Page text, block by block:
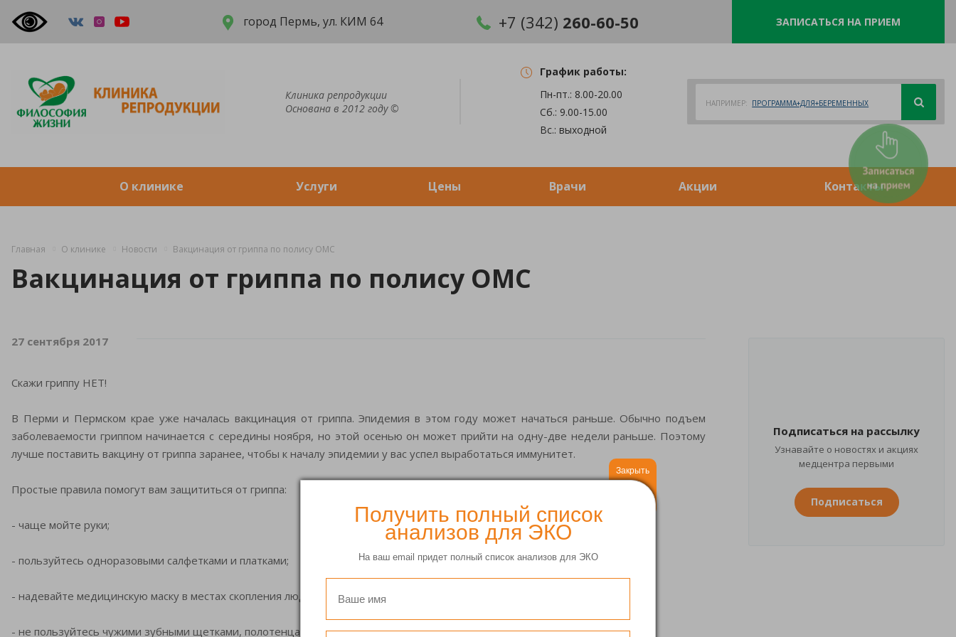
Получить полный список
анализов для ЭКО
На ваш email придет полный список анализов для ЭКО
Закрыть
город Пермь, ул. КИМ 64 +7 (342) 260-60-50 ЗАПИСАТЬСЯ НА ПРИЕМ
Клиника репродукции
Основана в 2012 году ©
График работы:
Пн-пт.: 8.00-20.00
Сб.: 9.00-15.00
Вс.: выходной
НАПРИМЕР: ПРОГРАММА+ДЛЯ+БЕРЕМЕННЫХ
О клинике Услуги Цены Врачи Акции Контакты
Главная О клинике Новости Вакцинация от гриппа по полису ОМС
Вакцинация от гриппа по полису ОМС
27 сентября 2017
Скажи гриппу НЕТ!
В Перми и Пермском крае уже началась вакцинация от гриппа. Эпидемия в этом году может начаться раньше. Обычно подъем
заболеваемости гриппом начинается с середины ноября, но этой осенью он может прийти на одну-две недели раньше. Поэтому
лучше поставить вакцину от гриппа заранее, чтобы к началу эпидемии у вас успел выработаться иммунитет.
Простые правила помогут вам защититься от гриппа:
- чаще мойте руки;
- пользуйтесь одноразовыми салфетками и платками;
- надевайте медицинскую маску в местах скопления людей;
- не пользуйтесь чужими зубными щетками, полотенцами, столовыми приборами, посудой;
Подписаться на рассылку
Узнавайте о новостях и акциях
медцентра первыми
Подписаться